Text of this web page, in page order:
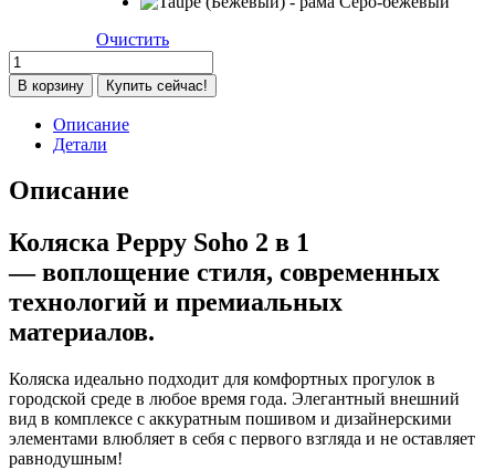
Очистить
Количество
товара
Коляска
Peppy
Soho,
(Бежевый)
рама
Серо-
В корзину Купить сейчас!
Описание
Детали
Описание
Коляска Peppy Soho 2 в 1
— воплощение стиля, современных
технологий и премиальных
материалов.
Коляска идеально подходит для комфортных прогулок в
городской среде в любое время года. Элегантный внешний
вид в комплексе с аккуратным пошивом и дизайнерскими
элементами влюбляет в себя с первого взгляда и не оставляет
равнодушным!